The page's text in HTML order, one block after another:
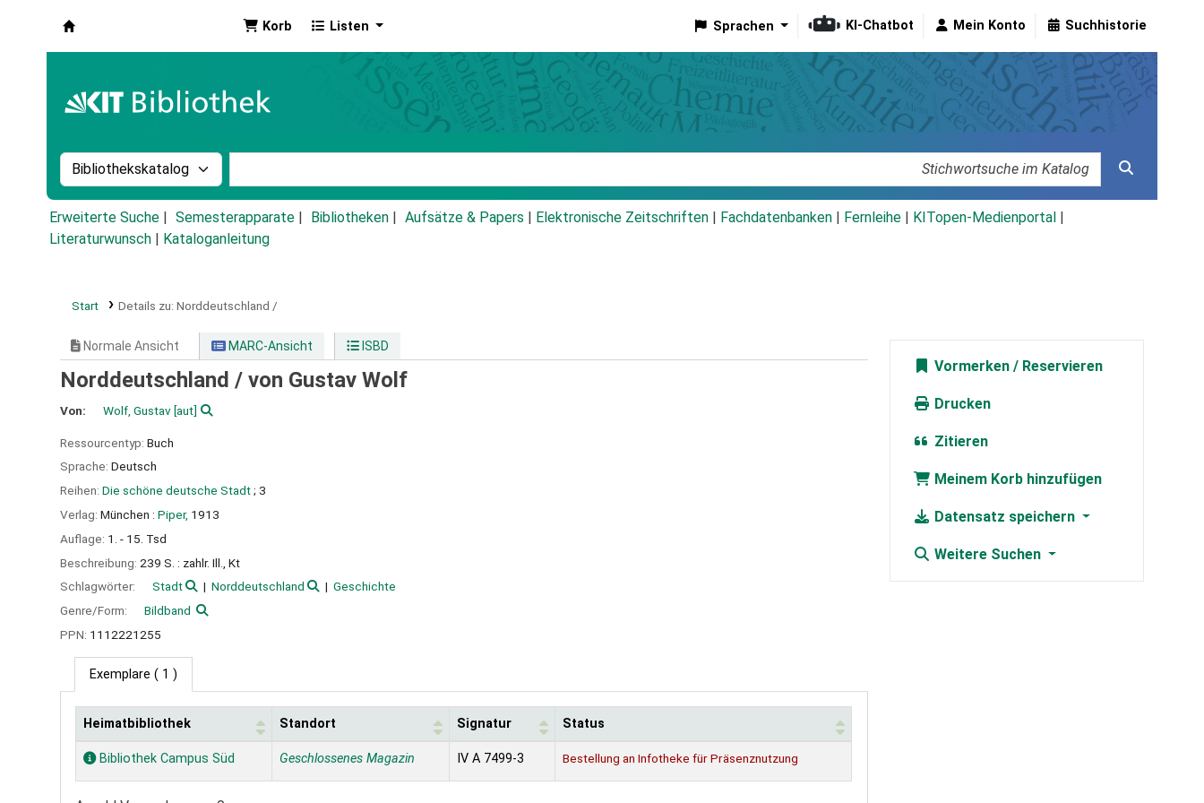
Korb Listen Sprachen KI-Chatbot Mein Konto Suchhistorie
Suche im Katalog nach:
Erweiterte Suche Semesterapparate Bibliotheken Aufsätze & Papers Elektronische Zeitschriften Fachdatenbanken Fernleihe KITopen-Medienportal
Literaturwunsch
Kataloganleitung
Start Details zu: Norddeutschland /
Normale Ansicht MARC-Ansicht ISBD
Norddeutschland / von Gustav Wolf
Von: Wolf, Gustav[aut]
Ressourcentyp: Buch
Sprache: Deutsch
Reihen: Die schöne deutsche Stadt; 3
Verlag: München : Piper, 1913
Auflage: 1. - 15. Tsd
Beschreibung: 239 S. : zahlr. Ill., Kt
Schlagwörter:
Stadt Norddeutschland
Geschichte
Genre/Form:
Bildband
PPN: 1112221255
Exemplare ( 1 )
Exemplare
Heimatbibliothek Standort Signatur Status
Bibliothek Campus Süd Geschlossenes Magazin IV A 7499-3 Bestellung an Infotheke für Präsenznutzung
Vormerken
Drucken
Zitieren
Meinem Korb hinzufügen
Datensatz speichern
Weitere Suchen